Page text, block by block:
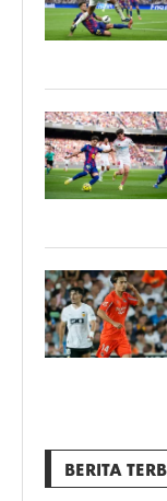
BERITA